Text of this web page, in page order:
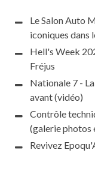
Le Salon Auto
iconiques dans
Hell's Week
Fréjus
Nationale 7 -
avant (vidéo)
Contrôle
(galerie photos
Revivez